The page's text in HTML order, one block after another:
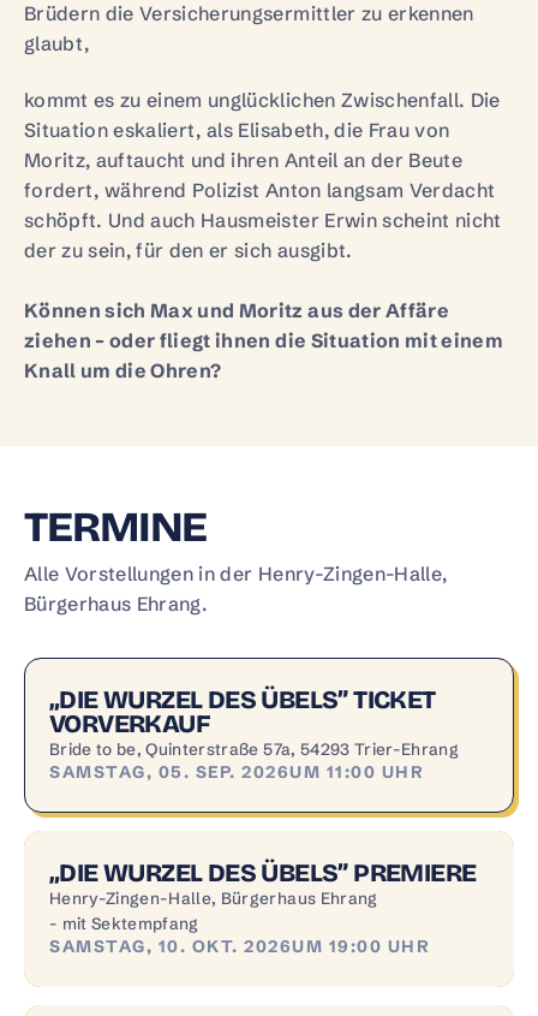
Brüdern die Versicherungsermittler zu erkennen
glaubt,
kommt es zu einem unglücklichen Zwischenfall. Die
Situation eskaliert, als Elisabeth, die Frau von
Moritz, auftaucht und ihren Anteil an der Beute
fordert, während Polizist Anton langsam Verdacht
schöpft. Und auch Hausmeister Erwin scheint nicht
der zu sein, für den er sich ausgibt.
Können sich Max und Moritz aus der Affäre
ziehen – oder fliegt ihnen die Situation mit einem
Knall um die Ohren?
TERMINE
Alle Vorstellungen in der Henry-Zingen-Halle,
Bürgerhaus Ehrang.
„DIE WURZEL DES ÜBELS” TICKET
VORVERKAUF
Bride to be, Quinterstraße 57a, 54293 Trier-Ehrang
SAMSTAG, 05. SEP. 2026UM 11:00 UHR
„DIE WURZEL DES ÜBELS” PREMIERE
Henry-Zingen-Halle, Bürgerhaus Ehrang
- mit Sektempfang
SAMSTAG, 10. OKT. 2026UM 19:00 UHR